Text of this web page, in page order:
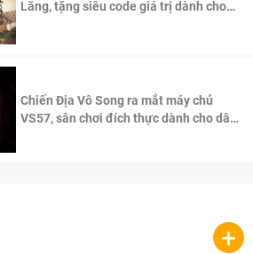
Lăng, tặng siêu code giá trị dành cho
Chiến Địa Vô Song ra mắt máy chủ
VS57, sân chơi đích thực dành cho dân
+